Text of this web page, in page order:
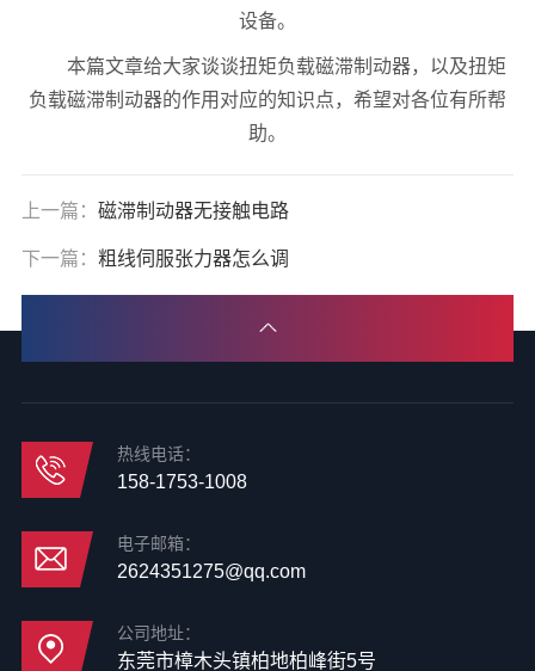
设备。
本篇文章给大家谈谈扭矩负载磁滞制动器，以及扭矩
负载磁滞制动器的作用对应的知识点，希望对各位有所帮
助。
上一篇： 磁滞制动器无接触电路
下一篇： 粗线伺服张力器怎么调
热线电话：
158-1753-1008
电子邮箱：
2624351275@qq.com
公司地址：
东莞市樟木头镇柏地柏峰街5号